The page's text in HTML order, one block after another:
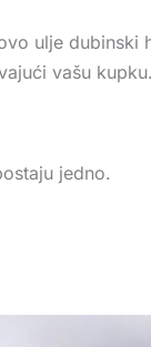
ulje
vašu kupku.
jedno.